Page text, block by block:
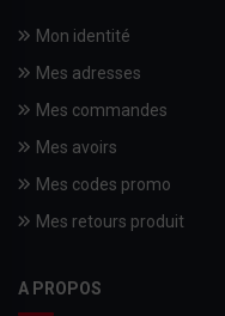
Mon identité
Mes adresses
Mes commandes
Mes avoirs
Mes codes promo
Mes retours produit
A PROPOS